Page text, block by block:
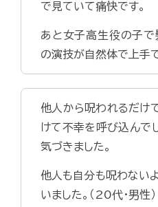
で見ていて痛快です。
あと女子高生役の子
の演技が自然体で上手で
他人から呪われるだけ
けて不幸を呼び込んで
気づきました。
他人も自分も呪わない
いました。（20代・男性）